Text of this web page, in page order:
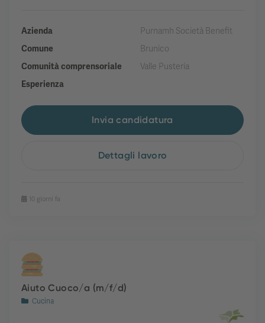
Azienda
Purnamh Società Benefit
Comune
Brunico
Comunità comprensoriale
Valle Pusteria
Esperienza
Invia candidatura
Dettagli lavoro
10 giorni fa
Aiuto Cuoco/a (m/f/d)
Cucina